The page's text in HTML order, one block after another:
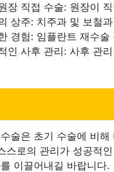
장 직접 수술: 원장이
상주: 치주과 및 보철
경험: 임플란트 재수
인 사후 관리: 사후 관
술은 초기 수술에 비
스로의 관리가 성공적
이끌어내길 바랍니다.